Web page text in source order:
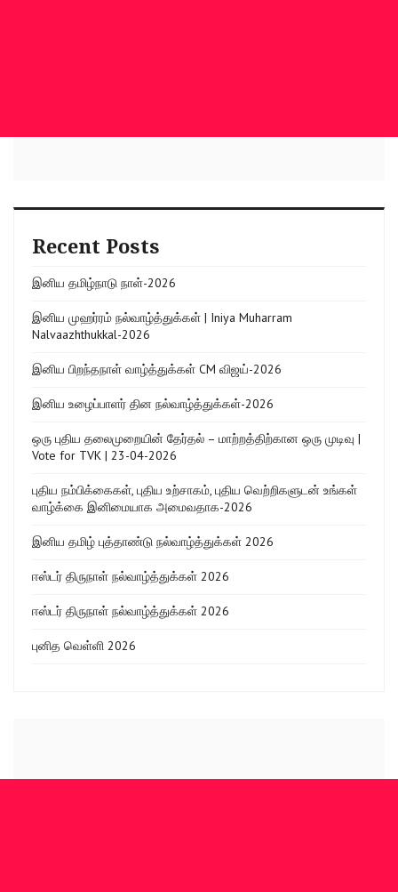
Recent Posts
இனிய தமிழ்நாடு நாள்-2026
இனிய முஹர்ரம் நல்வாழ்த்துக்கள் | Iniya Muharram
Nalvaazhthukkal-2026
இனிய பிறந்தநாள் வாழ்த்துக்கள் CM விஜய்-2026
இனிய உழைப்பாளர் தின நல்வாழ்த்துக்கள்-2026
ஒரு புதிய தலைமுறையின் தேர்தல் – மாற்றத்திற்கான ஒரு முடிவு |
Vote for TVK | 23-04-2026
புதிய நம்பிக்கைகள், புதிய உற்சாகம், புதிய வெற்றிகளுடன் உங்கள்
வாழ்க்கை இனிமையாக அமைவதாக-2026
இனிய தமிழ் புத்தாண்டு நல்வாழ்த்துக்கள் 2026
ஈஸ்டர் திருநாள் நல்வாழ்த்துக்கள் 2026
ஈஸ்டர் திருநாள் நல்வாழ்த்துக்கள் 2026
புனித வெள்ளி 2026